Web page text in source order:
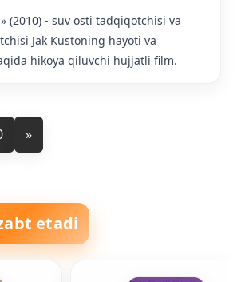
(2010) - suv osti tadqiqotchisi va
Jak Kustoning hayoti va
hikoya qiluvchi hujjatli film.
»
etadi